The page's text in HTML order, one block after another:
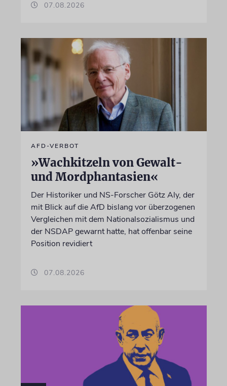
07.08.2026
AFD-VERBOT
»Wachkitzeln von Gewalt-
und Mordphantasien«
Der Historiker und NS-Forscher Götz Aly, der
mit Blick auf die AfD bislang vor überzogenen
Vergleichen mit dem Nationalsozialismus und
der NSDAP gewarnt hatte, hat offenbar seine
Position revidiert
07.08.2026